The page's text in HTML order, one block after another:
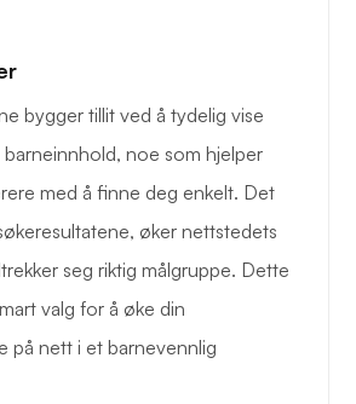
bygger tillit ved å tydelig vise
noe som hjelper
med å finne deg enkelt. Det
øker nettstedets
seg riktig målgruppe. Dette
valg for å øke din
på nett i et barnevennlig